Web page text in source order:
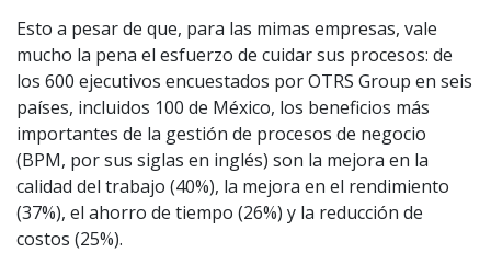
Esto a pesar de que, para las mimas empresas, vale
mucho la pena el esfuerzo de cuidar sus procesos: de
los 600 ejecutivos encuestados por OTRS Group en seis
países, incluidos 100 de México, los beneficios más
importantes de la gestión de procesos de negocio
(BPM, por sus siglas en inglés) son la mejora en la
calidad del trabajo (40%), la mejora en el rendimiento
(37%), el ahorro de tiempo (26%) y la reducción de
costos (25%).